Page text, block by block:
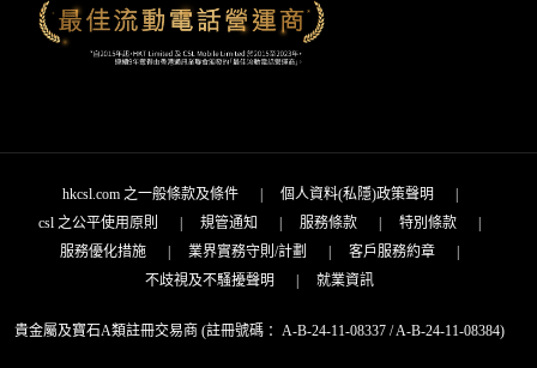
hkcsl.com 之一般條款及條件| 個人資料(私隱)政策聲明
csl 之公平使用原則
規管通知 服務條款 特別條款
服務優化措施
業界實務守則/計劃 客戶服務約章
不歧視及不騷擾聲明
就業資訊
貴金屬及寶石A類註冊交易商 (註冊號碼 ：A-B-24-11-08337 / A-B-24-11-08384)